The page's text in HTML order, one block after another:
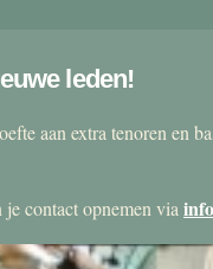
leden!
aan extra tenoren en
contact opnemen via